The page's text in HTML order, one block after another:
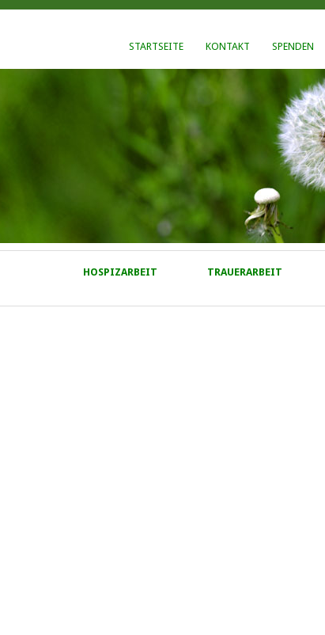
STARTSEITE KONTAKT SPENDEN
HOSPIZARBEIT TRAUERARBEIT